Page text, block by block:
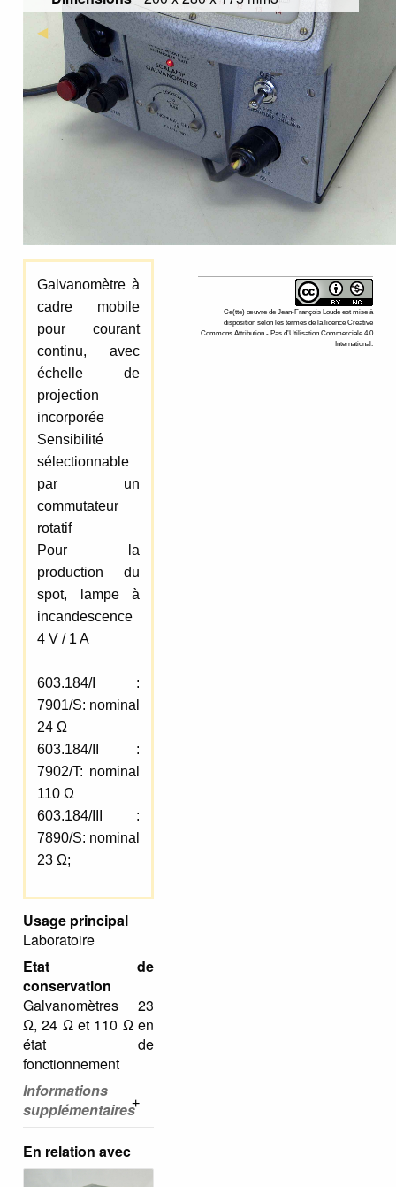
Previous Slide
◀︎
Galvanomètre à
cadre mobile
pour courant
continu, avec
échelle de
projection
incorporée
Sensibilité
sélectionnable
par un
commutateur
rotatif
Pour la
production du
spot, lampe à
incandescence
4 V / 1 A
603.184/I :
7901/S: nominal
24 Ω
603.184/II :
7902/T: nominal
110 Ω
603.184/III :
7890/S: nominal
23 Ω;
Usage principal
Laboratoire
Etat de
conservation
Galvanomètres 23
Ω, 24 Ω et 110 Ω en
état de
fonctionnement
Informations
supplémentaires
En relation avec
Ce(tte) œuvre de Jean-François Loude est mise à
disposition selon les termes de la licence Creative
Commons Attribution - Pas d’Utilisation Commerciale 4.0
International.